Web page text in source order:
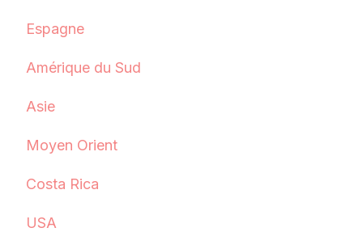
Espagne
Amérique du Sud
Asie
Moyen Orient
Costa Rica
USA